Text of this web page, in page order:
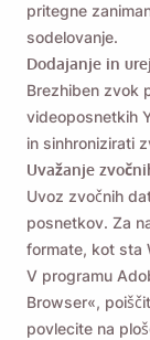
pritegne
sodelovanje.
Dodajanje in
Brezhiben zvok
videoposnetkih
in sinhronizirati
Uvažanje
Uvoz zvočnih
posnetkov. Za
formate, kot sta
V programu
Browser«,
povlecite na